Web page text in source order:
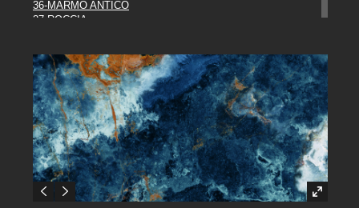
36-MARMO ANTICO
37-ROCCIA
43-WHITE
44-URBAN MIST
45-RUST
46-ORAGE
47-LASCAUX
48-PANDA
49-SODALITE
COLLECTION DIESEL**